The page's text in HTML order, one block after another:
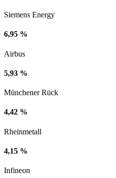
Siemens Energy
6,95 %
Airbus
5,93 %
Münchener Rück
4,42 %
Rheinmetall
4,15 %
Infineon